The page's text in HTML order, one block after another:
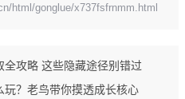
html/gonglue/x737fsfrnmm.html
攻略 这些隐藏途径别错过
玩？老鸟带你摸透成长核心